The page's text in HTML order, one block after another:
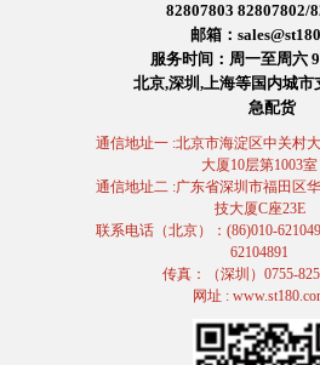
82807803 82807802/
邮箱：
服务时间：周一至周六
北京,深圳,上海等国内城市
急配货
通信地址一 :北京市海淀区中关村
大厦10层第1003室
通信地址二 :广东省深圳市福田区
技大厦C座23E
联系电话（北京）：(86)010-
62104891
传真：（深圳）0755-
网址 :